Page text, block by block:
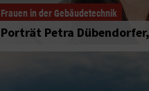
Frauen in der Gebäudetechnik
Porträt Petra